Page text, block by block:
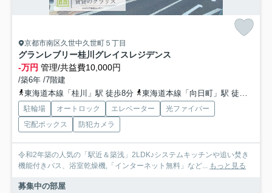
京都市南区久世中久世町５丁目
グランレブリー桂川グレイスレジデンス
-万円 管理/共益費10,000円
/築6年 /7階建
東海道本線「桂川」駅 徒歩8分
東海道本線「向日町」駅 徒歩7分
駐輪場 オートロック エレベーター
光ファイバー
宅配ボックス
防犯カメラ
令和2年築の人気の「駅近＆築浅」2LDK♪システムキッチンや追い焚き
機能付きバス、浴室乾燥機,「インターネット無料」など...
もっと見る
募集中の部屋